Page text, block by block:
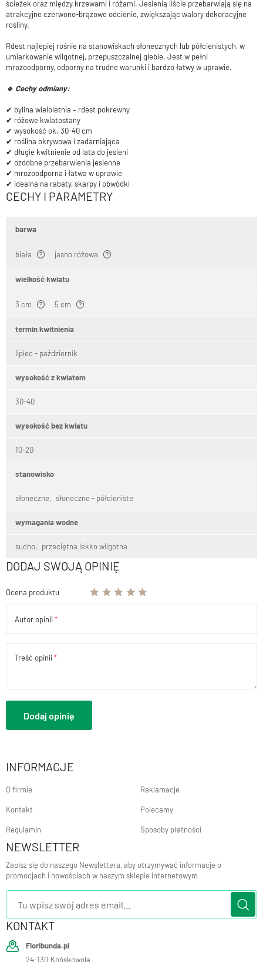
ścieżek oraz między krzewami i różami. Jesienią liście przebarwiają się na
atrakcyjne czerwono-brązowe odcienie, zwiększając walory dekoracyjne
rośliny.
Rdest najlepiej rośnie na stanowiskach słonecznych lub półcienistych, w
umiarkowanie wilgotnej, przepuszczalnej glebie. Jest w pełni
mrozoodporny, odporny na trudne warunki i bardzo łatwy w uprawie.
🔹 Cechy odmiany:
✔ bylina wieloletnia – rdest pokrewny
✔ różowe kwiatostany
✔ wysokość ok. 30-40 cm
✔ roślina okrywowa i zadarniająca
✔ długie kwitnienie od lata do jesieni
✔ ozdobne przebarwienia jesienne
✔ mrozoodporna i łatwa w uprawie
✔ idealna na rabaty, skarpy i obwódki
CECHY I PARAMETRY
barwa
biała jasno różowa
wielkość kwiatu
3 cm 5 cm
termin kwitnienia
lipiec - październik
wysokość z kwiatem
30-40
wysokość bez kwiatu
10-20
stanowisko
słoneczne słoneczne - półcieniste
wymagania wodne
sucho przeciętna lekko wilgotna
DODAJ SWOJĄ OPINIĘ
Ocena produktu
Autor opinii
Treść opinii
Dodaj opinię
INFORMACJE
O firmie
Kontakt
Regulamin
Reklamacje
Polecamy
Sposoby płatności
NEWSLETTER
Zapisz się do naszego Newslettera, aby otrzymywać informacje o
promocjach i nowościach w naszym sklepie internetowym
KONTAKT
Floribunda.pl
24-130 Końskowola